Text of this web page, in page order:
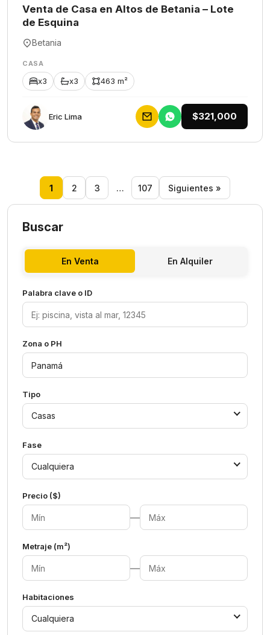
Venta de Casa en Altos de Betania – Lote
de Esquina
Betania
CASA
x3 x3 463 m²
Eric Lima $321,000
1 2 3 … 107 Siguientes »
Buscar
En Venta En Alquiler
Palabra clave o ID
Zona o PH
Tipo
Casas
Fase
Cualquiera
Precio ($)
—
Metraje (m²)
—
Habitaciones
Cualquiera